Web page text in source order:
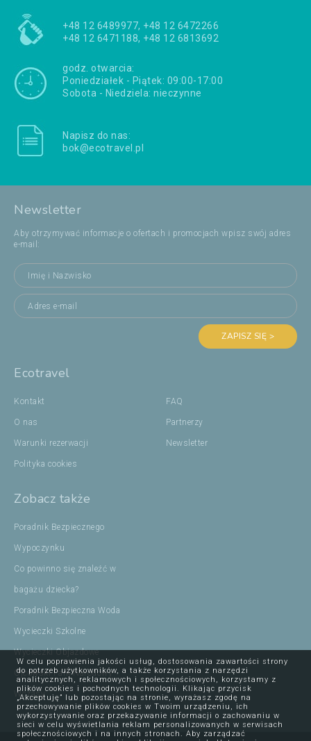
+48 12 6489977, +48 12 6472266
+48 12 6471188, +48 12 6813692
godz. otwarcia:
Poniedziałek - Piątek: 09:00-17:00
Sobota - Niedziela: nieczynne
Napisz do nas:
bok@ecotravel.pl
Newsletter
Aby otrzymywać informacje o ofertach i promocjach wpisz swój adres
e-mail:
ZAPISZ SIĘ >
Ecotravel
Kontakt
O nas
Warunki rezerwacji
Polityka cookies
FAQ
Partnerzy
Newsletter
Zobacz także
Poradnik Bezpiecznego
Wypoczynku
Co powinno się znaleźć w
bagażu dziecka?
Poradnik Bezpieczna Woda
Wycieczki Szkolne
Wycieczki Objazdowe
Ojcowski Park Narodowy
Wczasy
W celu poprawienia jakości usług, dostosowania zawartości strony
do potrzeb użytkowników, a także korzystania z narzędzi
analitycznych, reklamowych i społecznościowych, korzystamy z
plików cookies i pochodnych technologii. Klikając przycisk
„Akceptuję” lub pozostając na stronie, wyrażasz zgodę na
przechowywanie plików cookies w Twoim urządzeniu, ich
wykorzystywanie oraz przekazywanie informacji o zachowaniu w
sieci w celu wyświetlania reklam personalizowanych w serwisach
społecznościowych i na innych stronach. Aby zarządzać